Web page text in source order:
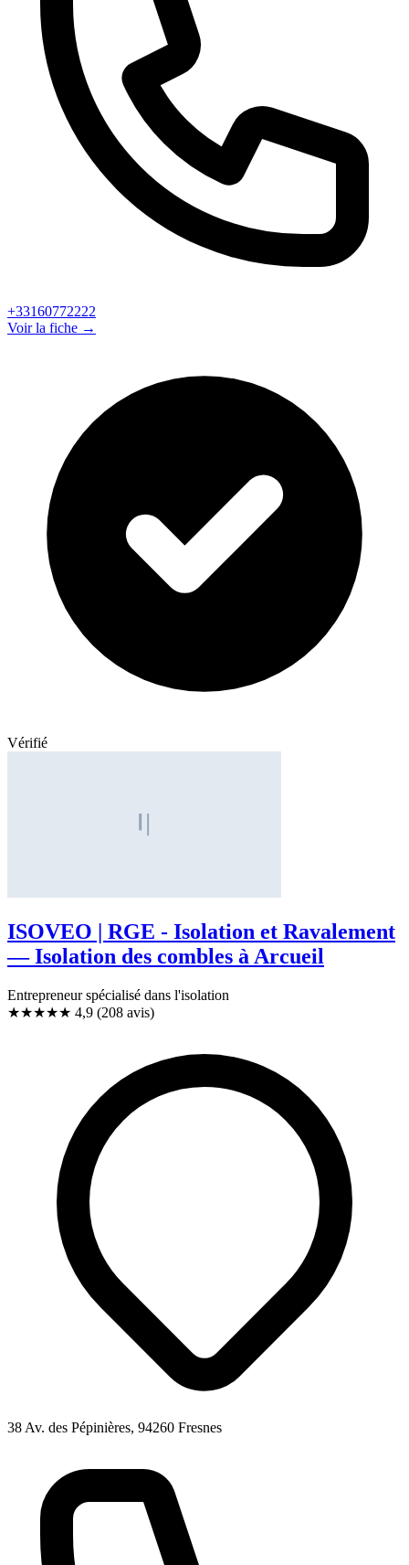
+33160772222
Voir la fiche →
Vérifié
ISOVEO | RGE - Isolation et Ravalement
— Isolation des combles à Arcueil
Entrepreneur spécialisé dans l'isolation
★★★★★ 4,9 (208 avis)
38 Av. des Pépinières, 94260 Fresnes